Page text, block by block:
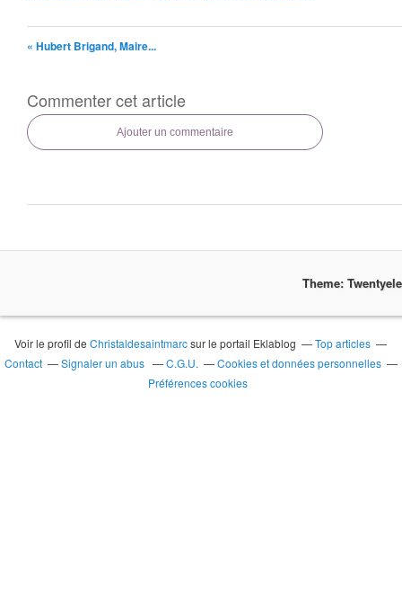
« Hubert Brigand, Maire...
Commenter cet article
Ajouter un commentaire
Theme:
Voir le profil deChristaldesaintmarcsur le portail Eklablog
Top articles
Contact
Signaler un abus C.G.U.
Cookies et données personnelles
Préférences cookies